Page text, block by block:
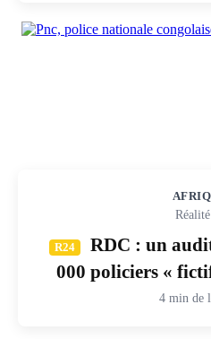
R24
RDC : un
000 policiers «
4 min de